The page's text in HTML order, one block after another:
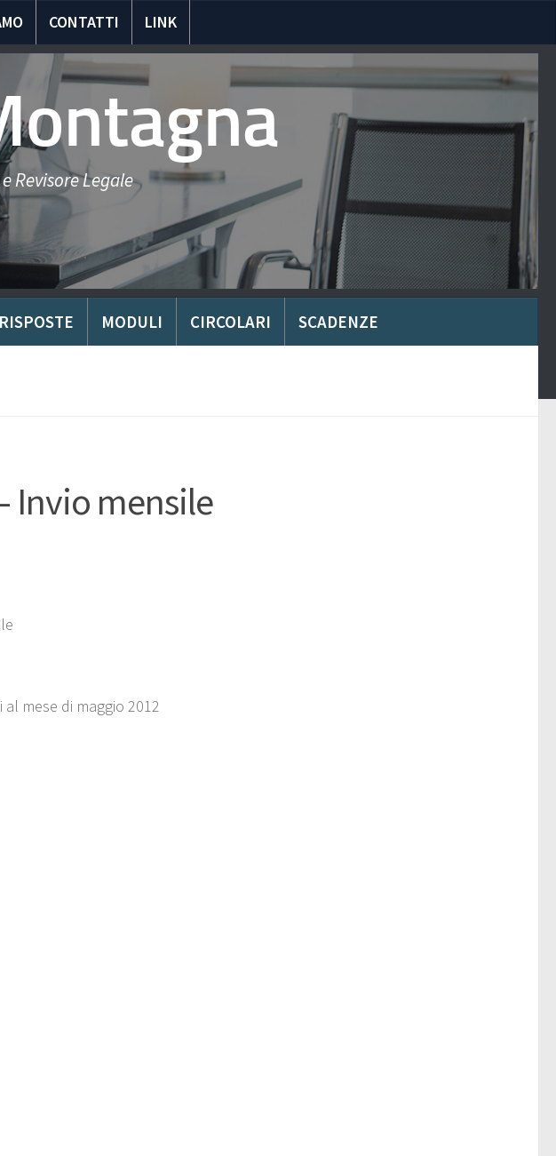
CONTATTI LINK
Revisore Legale
MODULI CIRCOLARI SCADENZE
Invio mensile
mese di maggio 2012